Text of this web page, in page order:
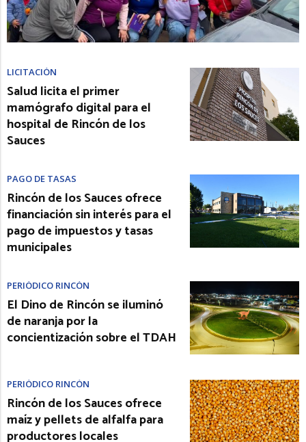
LICITACIÓN
Salud licita el primer
mamógrafo digital para el
hospital de Rincón de los
Sauces
PAGO DE TASAS
Rincón de los Sauces ofrece
financiación sin interés para el
pago de impuestos y tasas
municipales
PERIÓDICO RINCÓN
El Dino de Rincón se iluminó
de naranja por la
concientización sobre el TDAH
PERIÓDICO RINCÓN
Rincón de los Sauces ofrece
maíz y pellets de alfalfa para
productores locales